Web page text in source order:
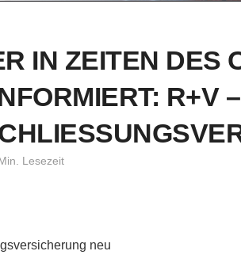
IN ZEITEN DES
R+V
Lesezeit
neu